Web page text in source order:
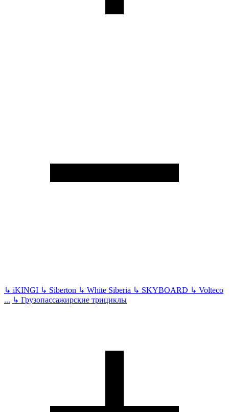
↳ iKINGI ↳ Siberton ↳ White Siberia ↳ SKYBOARD ↳ Volteco
... ↳ Грузопассажирские трициклы